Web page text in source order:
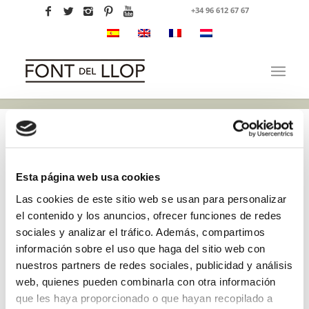
Esta página web usa cookies
Las cookies de este sitio web se usan para personalizar
el contenido y los anuncios, ofrecer funciones de redes
sociales y analizar el tráfico. Además, compartimos
información sobre el uso que haga del sitio web con
nuestros partners de redes sociales, publicidad y análisis
web, quienes pueden combinarla con otra información
que les haya proporcionado o que hayan recopilado a
+34 96 612 67 67